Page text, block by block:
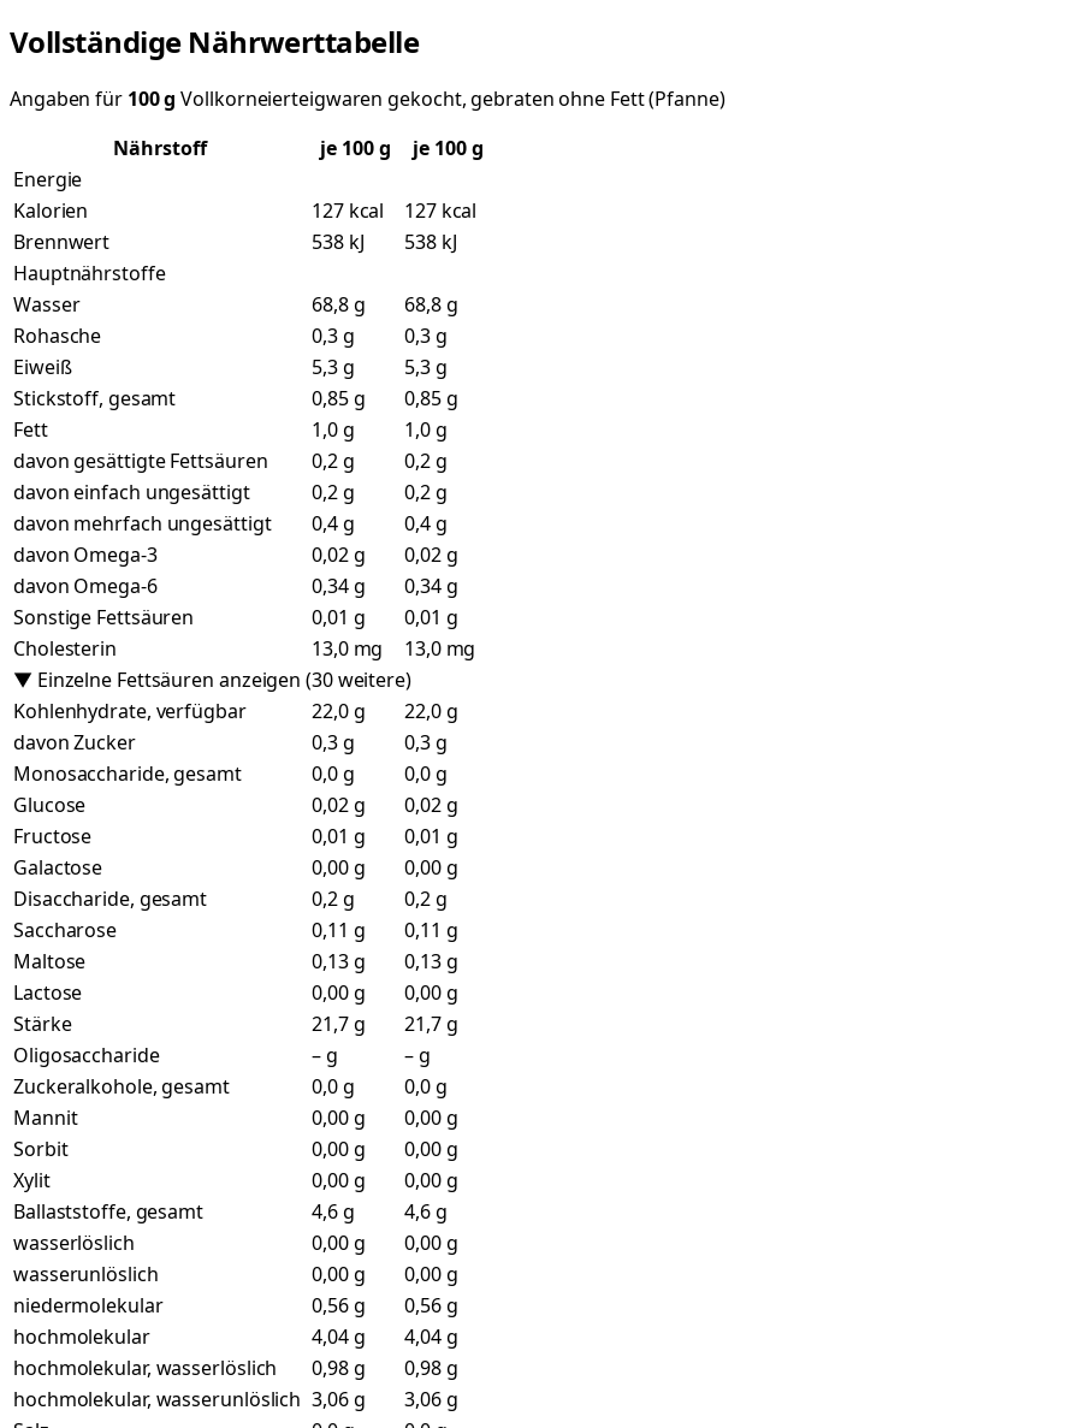
Vollständige Nährwerttabelle
Angaben für 100g Vollkorneierteigwaren gekocht, gebraten ohne Fett (Pfanne)
Nährstoff
je 100g
je 100 g
Energie
Kalorien
127 kcal
127 kcal
Brennwert
538 kJ
538 kJ
Hauptnährstoffe
Wasser
68,8 g
68,8 g
Rohasche
0,3 g
0,3 g
Eiweiß
5,3 g
5,3 g
Stickstoff, gesamt
0,85 g
0,85 g
Fett
1,0 g
1,0 g
davon gesättigte Fettsäuren
0,2 g
0,2 g
davon einfach ungesättigt
0,2 g
0,2 g
davon mehrfach ungesättigt
0,4 g
0,4 g
davon Omega-3
0,02 g
0,02 g
davon Omega-6
0,34 g
0,34 g
Sonstige Fettsäuren
0,01 g
0,01 g
Cholesterin
13,0 mg
13,0 mg
▼ Einzelne Fettsäuren anzeigen (30 weitere)
Kohlenhydrate, verfügbar
22,0 g
22,0 g
davon Zucker
0,3 g
0,3 g
Monosaccharide, gesamt
0,0 g
0,0 g
Glucose
0,02 g
0,02 g
Fructose
0,01 g
0,01 g
Galactose
0,00 g
0,00 g
Disaccharide, gesamt
0,2 g
0,2 g
Saccharose
0,11 g
0,11 g
Maltose
0,13 g
0,13 g
Lactose
0,00 g
0,00 g
Stärke
21,7 g
21,7 g
Oligosaccharide
– g
– g
Zuckeralkohole, gesamt
0,0 g
0,0 g
Mannit
0,00 g
0,00 g
Sorbit
0,00 g
0,00 g
Xylit
0,00 g
0,00 g
Ballaststoffe, gesamt
4,6 g
4,6 g
wasserlöslich
0,00 g
0,00 g
wasserunlöslich
0,00 g
0,00 g
niedermolekular
0,56 g
0,56 g
hochmolekular
4,04 g
4,04 g
hochmolekular, wasserlöslich
0,98 g
0,98 g
hochmolekular, wasserunlöslich 3,06 g
3,06 g